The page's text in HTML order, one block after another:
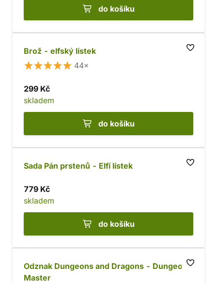
do košíku
Brož - elfský lístek
44×
299 Kč
skladem
do košíku
Sada Pán prstenů - Elfí lístek
779 Kč
skladem
do košíku
Odznak Dungeons and Dragons - Dungeon
Master